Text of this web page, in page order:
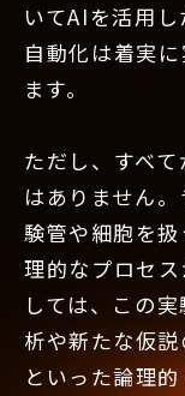
いてAIを活用し
自動化は着実
ます。
ただし、すべ
はありません
験管や細胞を
理的なプロセ
しては、この
析や新たな仮
といった論理